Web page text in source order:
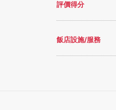
評價得分
飯店設施/服務